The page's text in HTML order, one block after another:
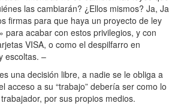
las cambiarán? ¿Ellos mismos? Ja, Ja
firmas para que haya un proyecto de ley
para acabar con estos privilegios, y con
VISA, o como el despilfarro en
escoltas. –
una decisión libre, a nadie se le obliga a
acceso a su “trabajo” debería ser como lo
por sus propios medios.